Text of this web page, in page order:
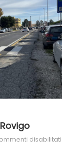
disabilitati